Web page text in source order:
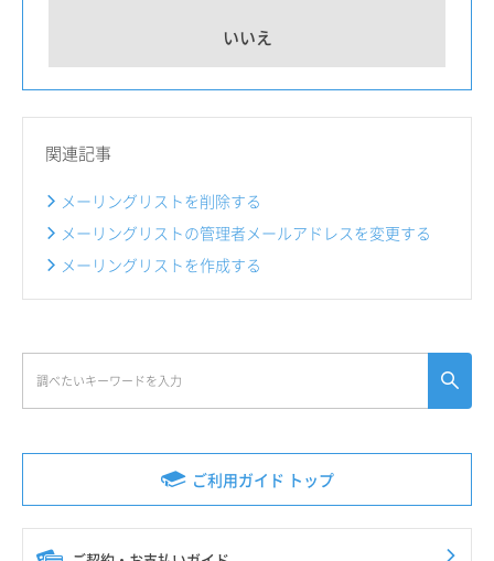
ご利用ガイド トップ
いいえ
関連記事
メーリングリストを削除する
メーリングリストの管理者メールアドレスを変更する
メーリングリストを作成する